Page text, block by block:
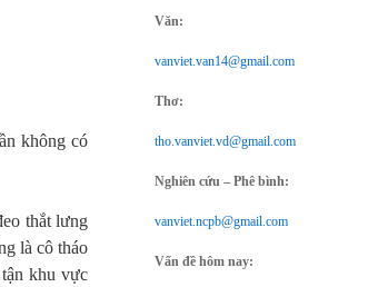
không có
thắt lưng
là cô tháo
khu vực
Văn:
vanviet.van14@gmail.com
Thơ:
tho.vanviet.vd@gmail.com
Nghiên cứu – Phê bình:
vanviet.ncpb@gmail.com
Vấn đề hôm nay: